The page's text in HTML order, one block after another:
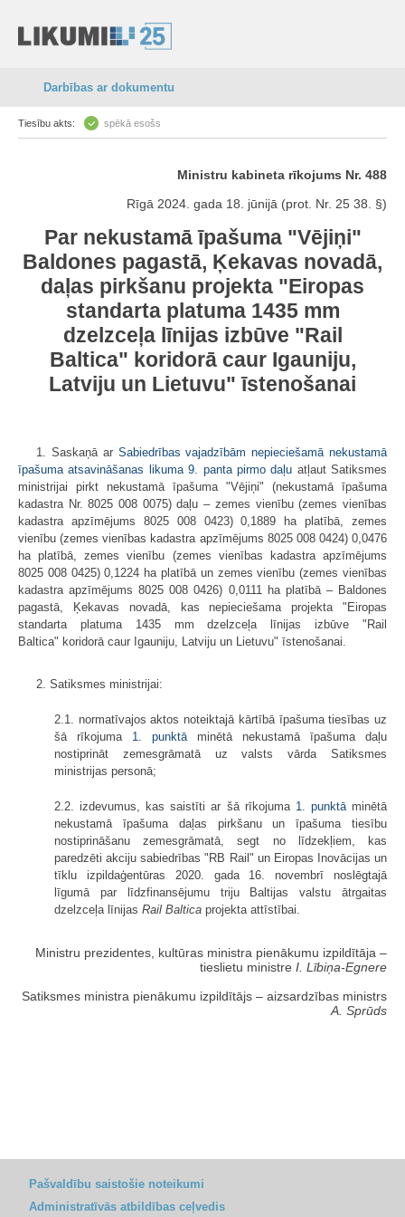
Darbības ar dokumentu
Tiesību akts: spēkā esošs
Ministru kabineta rīkojums Nr. 488
Rīgā 2024. gada 18. jūnijā (prot. Nr. 25 38. §)
Par nekustamā īpašuma "Vējiņi"
Baldones pagastā, Ķekavas novadā,
daļas pirkšanu projekta "Eiropas
standarta platuma 1435 mm
dzelzceļa līnijas izbūve "Rail
Baltica" koridorā caur Igauniju,
Latviju un Lietuvu" īstenošanai
1. Saskaņā ar Sabiedrības vajadzībām nepieciešamā nekustamā
īpašuma atsavināšanas likuma 9. panta pirmo daļu atļaut Satiksmes
ministrijai pirkt nekustamā īpašuma "Vējiņi" (nekustamā īpašuma
kadastra Nr. 8025 008 0075) daļu – zemes vienību (zemes vienības
kadastra apzīmējums 8025 008 0423) 0,1889 ha platībā, zemes
vienību (zemes vienības kadastra apzīmējums 8025 008 0424) 0,0476
ha platībā, zemes vienību (zemes vienības kadastra apzīmējums
8025 008 0425) 0,1224 ha platībā un zemes vienību (zemes vienības
kadastra apzīmējums 8025 008 0426) 0,0111 ha platībā – Baldones
pagastā, Ķekavas novadā, kas nepieciešama projekta "Eiropas
standarta platuma 1435 mm dzelzceļa līnijas izbūve "Rail
Baltica" koridorā caur Igauniju, Latviju un Lietuvu" īstenošanai.
2. Satiksmes ministrijai:
2.1. normatīvajos aktos noteiktajā kārtībā īpašuma tiesības uz
šā rīkojuma 1. punktā minētā nekustamā īpašuma daļu
nostiprināt zemesgrāmatā uz valsts vārda Satiksmes
ministrijas personā;
2.2. izdevumus, kas saistīti ar šā rīkojuma 1. punktāminētā
nekustamā īpašuma daļas pirkšanu un īpašuma tiesību
nostiprināšanu zemesgrāmatā, segt no līdzekļiem, kas
paredzēti akciju sabiedrības "RB Rail" un Eiropas Inovācijas un
tīklu izpildaģentūras 2020. gada 16. novembrī noslēgtajā
līgumā par līdzfinansējumu triju Baltijas valstu ātrgaitas
dzelzceļa līnijas Rail Baltica projekta attīstībai.
Ministru prezidentes, kultūras ministra pienākumu izpildītāja ‒
tieslietu ministre I. Lībiņa-Egnere
Satiksmes ministra pienākumu izpildītājs ‒ aizsardzības ministrs
A. Sprūds
Pašvaldību saistošie noteikumi
Administratīvās atbildības ceļvedis